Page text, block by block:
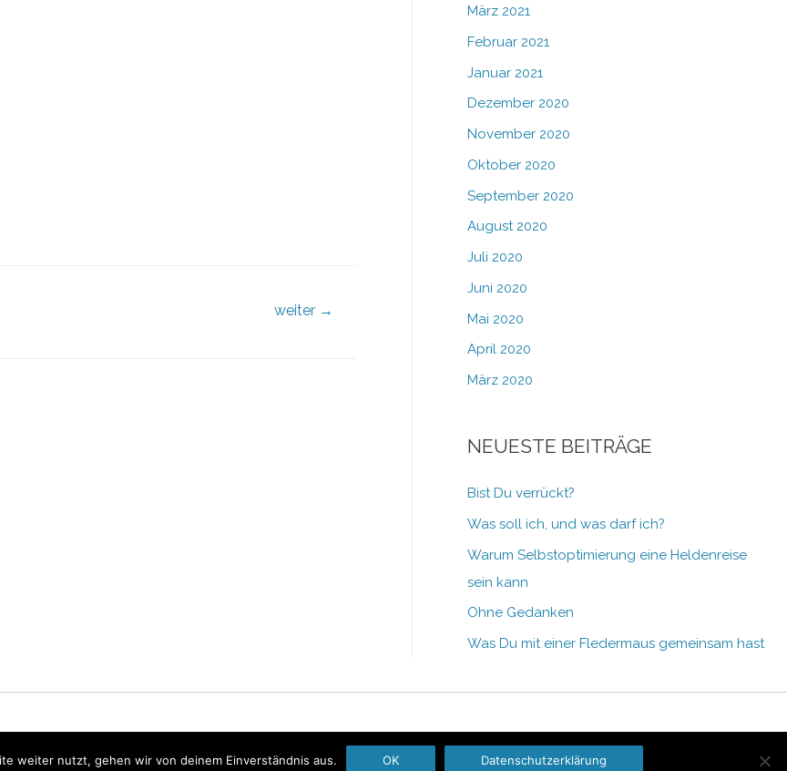
weiter →
März 2021
Februar 2021
Januar 2021
Dezember 2020
November 2020
Oktober 2020
September 2020
August 2020
Juli 2020
Juni 2020
Mai 2020
April 2020
März 2020
NEUESTE BEITRÄGE
Bist Du verrückt?
Was soll ich, und was darf ich?
Warum Selbstoptimierung eine Heldenreise
sein kann
Ohne Gedanken
Was Du mit einer Fledermaus gemeinsam hast
weiter nutzt, gehen wir von deinem Einverständnis aus. OK Datenschutzerklärung